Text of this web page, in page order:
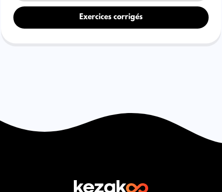
Exercices corrigés